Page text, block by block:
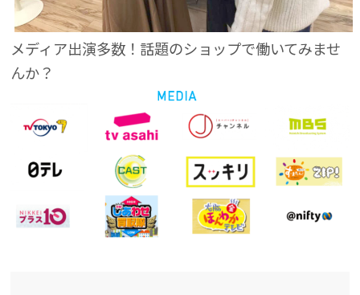
メディア出演多数！話題のショップで働いてみませ
んか？